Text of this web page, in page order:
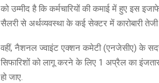
को उम्मीद है कि कर्मचारियों की कमाई में हुए इस
सैलरी से अर्थव्यवस्था के कई सेक्टर में कारोबारी
वहीं, नैशनल ज्वाइंट एक्शन कमेटी (एनजेसीए) के
सिफारिशों को लागू करने के लिए 1 अप्रैल का इंजतार
हो जाए.